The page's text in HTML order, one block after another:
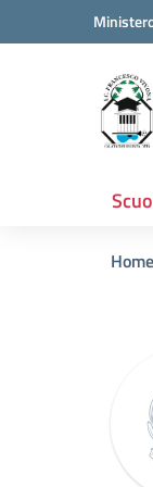
Vai ai contenuti
Vai al menu di
Home